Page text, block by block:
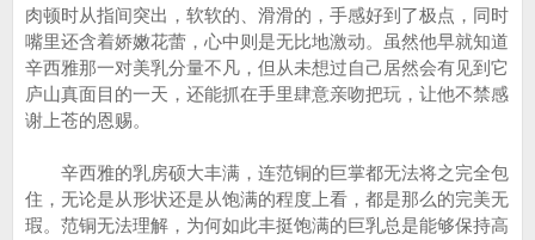
肉顿时从指间突出，软软的、滑滑的，手感好到了极点，同时
嘴里还含着娇嫩花蕾，心中则是无比地激动。虽然他早就知道
辛西雅那一对美乳分量不凡，但从未想过自己居然会有见到它
庐山真面目的一天，还能抓在手里肆意亲吻把玩，让他不禁感
谢上苍的恩赐。
辛西雅的乳房硕大丰满，连范铜的巨掌都无法将之完全包
住，无论是从形状还是从饱满的程度上看，都是那么的完美无
瑕。范铜无法理解，为何如此丰挺饱满的巨乳总是能够保持高